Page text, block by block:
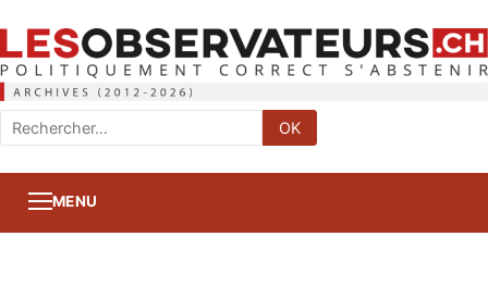
Rechercher
:
OK
MENU